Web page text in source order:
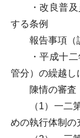
・改良普及
する条例
報告事項（説
・平成十二
管分）の繰越し
陳情の審査
（1）一二
めの執行体制の